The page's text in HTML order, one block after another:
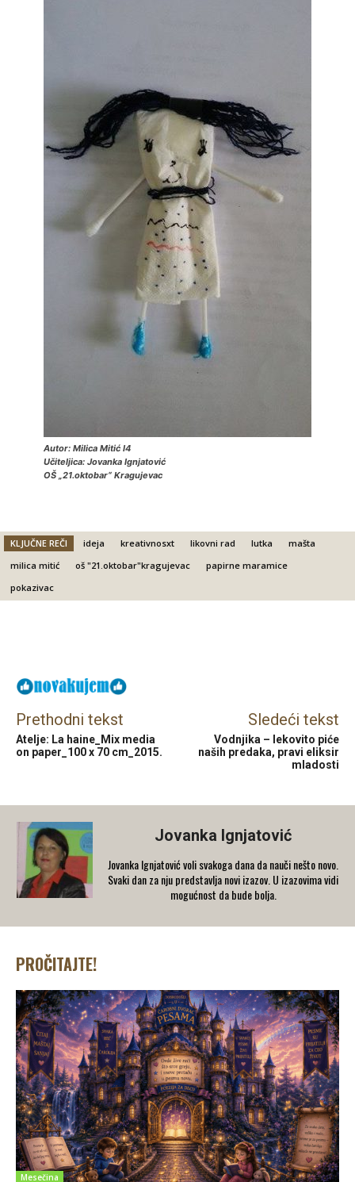
Autor: Milica Mitić I4
Učiteljica: Jovanka Ignjatović
OŠ „21.oktobar“ Kragujevac
KLJUČNE REČI ideja kreativnosxt likovni rad lutka
mašta
milica mitić
oš "21.oktobar"kragujevac
papirne maramice
pokazivac
Prethodni tekst
Atelje: La haine_Mix media
on paper_100 x 70 cm_2015.
Sledeći tekst
Vodnjika – lekovito piće
naših predaka, pravi eliksir
mladosti
Jovanka Ignjatović
Jovanka Ignjatović voli svakoga dana da nauči nešto novo.
Svaki dan za nju predstavlja novi izazov. U izazovima vidi
mogućnost da bude bolja.
PROČITAJTE!
Mesečina